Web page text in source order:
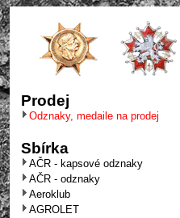
Prodej
Odznaky, medaile na prodej
Sbírka
AČR - kapsové odznaky
AČR - odznaky
Aeroklub
AGROLET